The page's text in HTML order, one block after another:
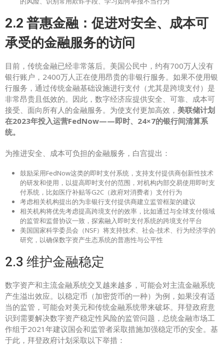
2.2 普惠金融：促进对安全、成本可
承受的金融服务的访问
目前，传统金融已经非常落后。美国公民中，约有700万人没有
银行账户，2400万人正在使用昂贵的非银行服务。如果不使用银
行服务，通过传统金融基础设施进行支付（尤其是跨境支付）是
非常昂贵且低效的。因此，数字经济应提供安全、可靠、成本可
接受、面向所有人的金融服务。为使支付更加高效， 美联储计划
在2023年投入运营FedNow——即时、24×7的银行间清算系
统。
为推进安全、成本可负担的金融服务，白宫提出：
鼓励采用FedNow这类的即时支付系统，支持支付提供商创新性技术
的研发和使用，以提高即时支付的范围，对机构内部交易使用即时支
付系统，比如医疗补贴等G2C（政府对消费者）支付行为
考虑相关机构提出的为非银行支付提供商建立监管框架的建议
相关机构将优先考虑提高跨境支付的效率，比如通过与全球支付领域
的监管和监督协议一致，探索融入即时支付系统的跨境支付平台
美国国家科学委员会（NSF）将支持技术、社会-技术、行为经济学的
研究，以确保数字资产生态系统的普惠性与公平性
2.3 维护金融稳定
数字资产和主流金融系统交叉越来越多，可能会对主流金融系统
产生溢出效应。以稳定币（加密货币的一种）为例，如果没有适
当的监管，可能会对美元和传统金融系统带来破坏。拜登政府意
识到需要解决数字资产稳定性风险的监管问题，总统金融市场工
作组于2021年建议国会和监管者采取措施加强稳定币的安全。基
于此，拜登政府计划采取以下举措：